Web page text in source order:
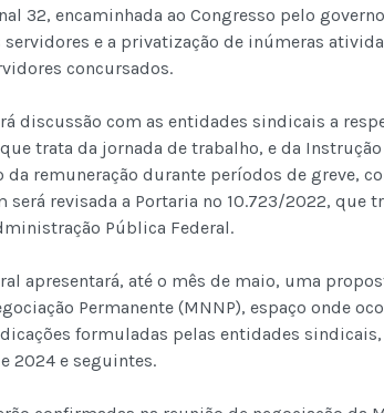
32, encaminhada ao Congresso pelo
e a privatização de inúmeras
concursados.
discussão com as entidades sindicais a
trata da jornada de trabalho, e da
remuneração durante períodos de greve,
será revisada a Portaria nº 10.723/2022, que
Pública Federal.
apresentará, até o mês de maio, uma
Permanente (MNNP), espaço onde
formuladas pelas entidades
2024 e seguintes.